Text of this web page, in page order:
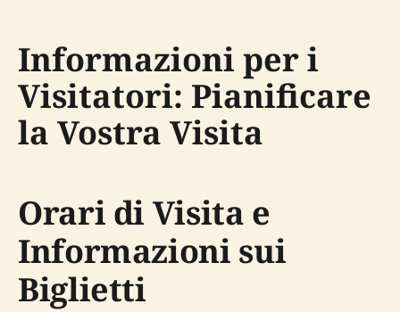
Informazioni per i
Visitatori: Pianificare
la Vostra Visita
Orari di Visita e
Informazioni sui
Biglietti